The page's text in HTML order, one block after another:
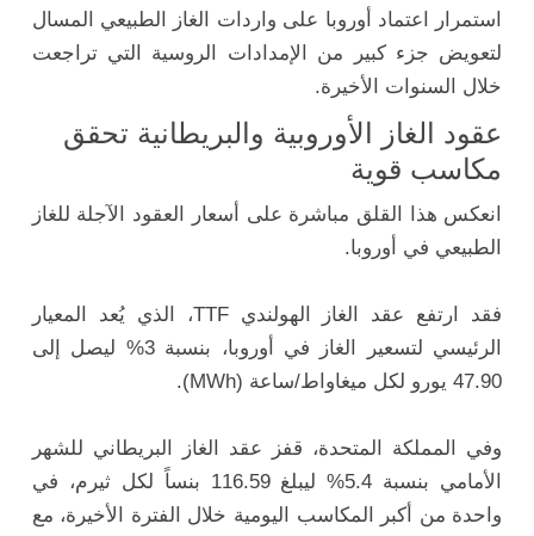
استمرار اعتماد أوروبا على واردات الغاز الطبيعي المسال
لتعويض جزء كبير من الإمدادات الروسية التي تراجعت
خلال السنوات الأخيرة.
عقود الغاز الأوروبية والبريطانية تحقق
مكاسب قوية
انعكس هذا القلق مباشرة على أسعار العقود الآجلة للغاز
الطبيعي في أوروبا.
فقد ارتفع عقد الغاز الهولندي TTF، الذي يُعد المعيار
الرئيسي لتسعير الغاز في أوروبا، بنسبة 3% ليصل إلى
47.90 يورو لكل ميغاواط/ساعة (MWh).
وفي المملكة المتحدة، قفز عقد الغاز البريطاني للشهر
الأمامي بنسبة 5.4% ليبلغ 116.59 بنساً لكل ثيرم، في
واحدة من أكبر المكاسب اليومية خلال الفترة الأخيرة، مع